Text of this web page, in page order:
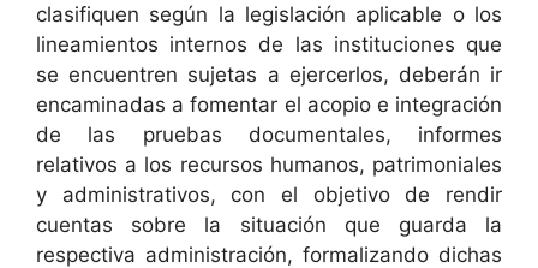
clasifiquen según la legislación aplicable o los
lineamientos internos de las instituciones que
se encuentren sujetas a ejercerlos, deberán ir
encaminadas a fomentar el acopio e integración
de las pruebas documentales, informes
relativos a los recursos humanos, patrimoniales
y administrativos, con el objetivo de rendir
cuentas sobre la situación que guarda la
respectiva administración, formalizando dichas